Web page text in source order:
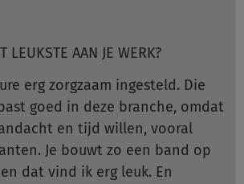
LEUKSTE AAN JE WERK?
erg zorgzaam ingesteld. Die
goed in deze branche, omdat
en tijd willen, vooral
Je bouwt zo een band op
dat vind ik erg leuk. En